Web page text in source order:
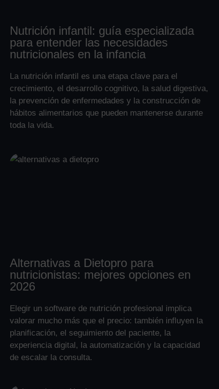
Nutrición infantil: guía especializada
para entender las necesidades
nutricionales en la infancia
La nutrición infantil es una etapa clave para el
crecimiento, el desarrollo cognitivo, la salud digestiva,
la prevención de enfermedades y la construcción de
hábitos alimentarios que pueden mantenerse durante
toda la vida.
Alternativas a Dietopro para
nutricionistas: mejores opciones en
2026
Elegir un software de nutrición profesional implica
valorar mucho más que el precio: también influyen la
planificación, el seguimiento del paciente, la
experiencia digital, la automatización y la capacidad
de escalar la consulta.